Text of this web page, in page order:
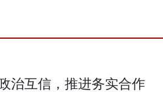
治互信，推进务实合作